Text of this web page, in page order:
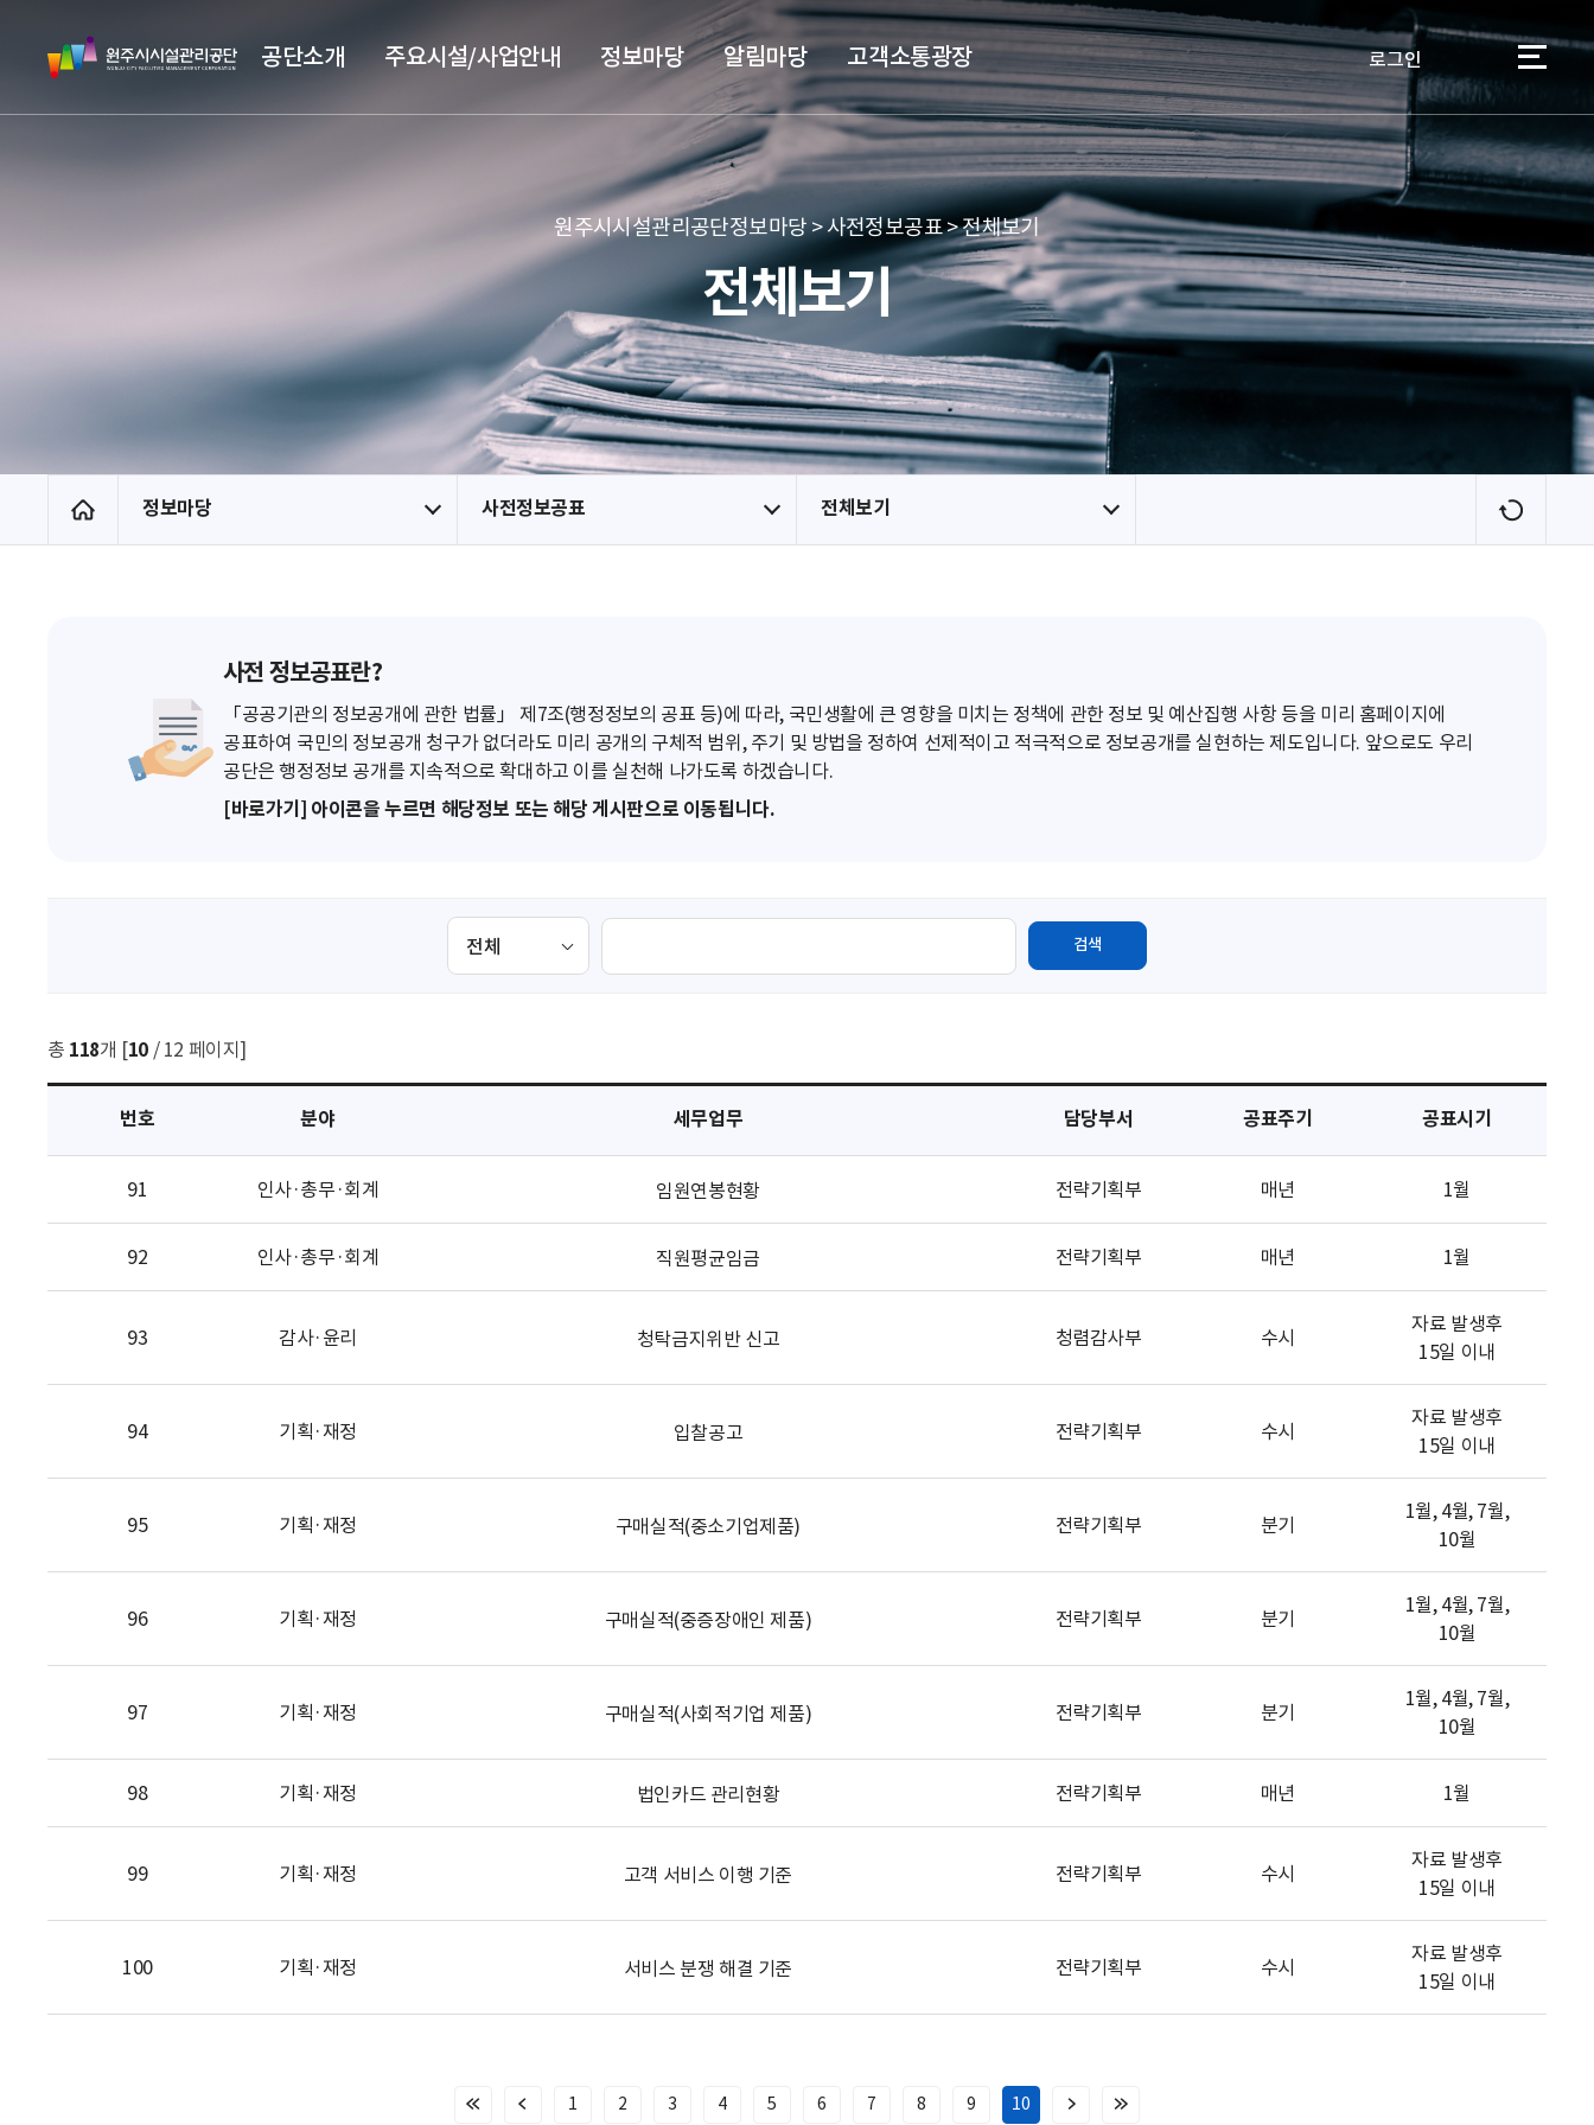
본문 바로가기
메뉴 바로가기
원
주
시
관
단
공단소개 주요시설/사업안내 정보마당 알림마당 고객소통광장 로그인 이용자
원주시시설관리공단정보마당 > 사전정보공표 > 전체보기
전체보기
홈 정보마당 사전정보공표 전체보기
새
로
사전 정보공표란?
「공공기관의 정보공개에 관한 법률」 제7조(행정정보의 공표 등)에 따라, 국민생활에 큰 영향을 미치는 정책에 관한 정보 및 예산집행 사항 등을 미리 홈페이지에
공표하여 국민의 정보공개 청구가 없더라도 미리 공개의 구체적 범위, 주기 및 방법을 정하여 선제적이고 적극적으로 정보공개를 실현하는 제도입니다. 앞으로도 우리
공단은 행정정보 공개를 지속적으로 확대하고 이를 실천해 나가도록 하겠습니다.
[바로가기] 아이콘을 누르면 해당정보 또는 해당 게시판으로 이동됩니다.
검
검색
총 118개 [10 / 12 페이지]
번호 분야 세무업무 담당부서 공표주기 공표시기
91 인사·총무·회계 임원연봉현황 전략기획부 매년 1월
92 인사·총무·회계 직원평균임금 전략기획부 매년 1월
93 감사·윤리 청탁금지위반 신고 청렴감사부 수시
자료 발생후
15일 이내
94 기획·재정 입찰공고 전략기획부 수시
자료 발생후
15일 이내
95 기획·재정 구매실적(중소기업제품) 전략기획부 분기
1월, 4월, 7월,
10월
96 기획·재정 구매실적(중증장애인 제품) 전략기획부 분기
1월, 4월, 7월,
10월
97 기획·재정 구매실적(사회적기업 제품) 전략기획부 분기
1월, 4월, 7월,
10월
98 기획·재정 법인카드 관리현황 전략기획부 매년 1월
99 기획·재정 고객 서비스 이행 기준 전략기획부 수시
자료 발생후
15일 이내
100 기획·재정 서비스 분쟁 해결 기준 전략기획부 수시
자료 발생후
15일 이내
처
이
1 2 3 4 5 6 7 8 9 10
다
마